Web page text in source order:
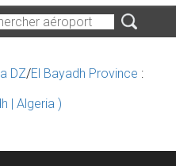
DZ/El Bayadh Province :
| Algeria )